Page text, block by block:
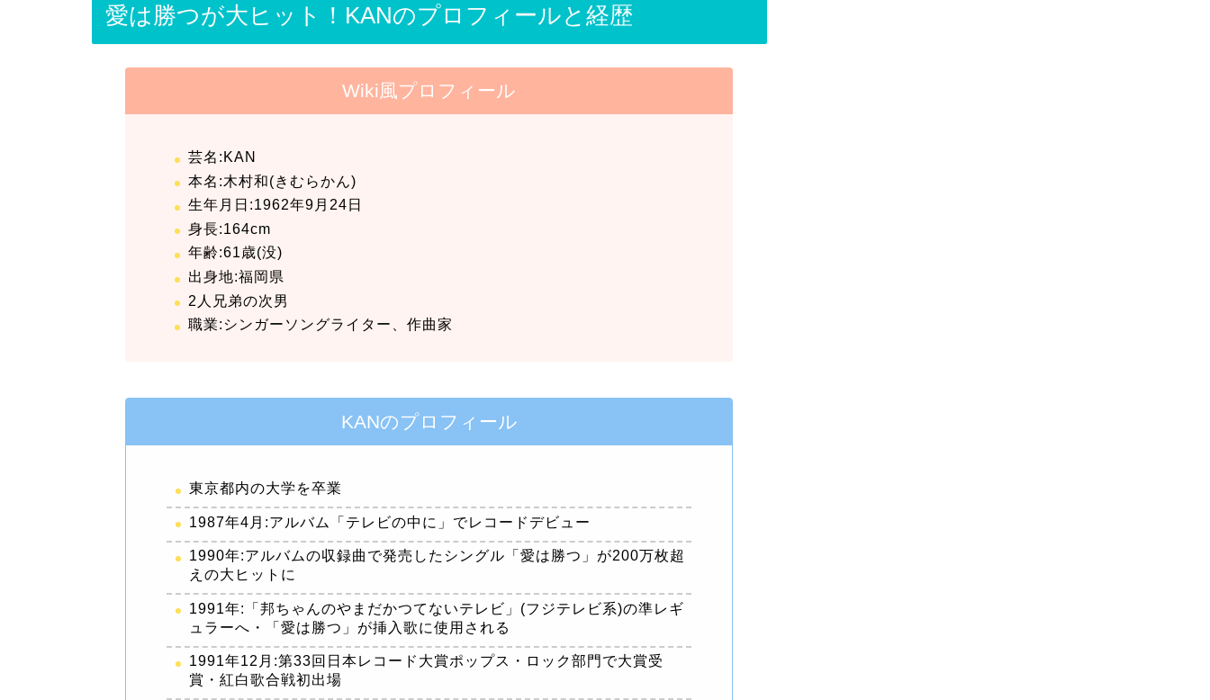
愛は勝つが大ヒット！KANのプロフィールと経歴
Wiki風プロフィール
芸名:KAN
本名:木村和(きむらかん)
生年月日:1962年9月24日
身長:164cm
年齢:61歳(没)
出身地:福岡県
2人兄弟の次男
職業:シンガーソングライター、作曲家
KANのプロフィール
東京都内の大学を卒業
1987年4月:アルバム「テレビの中に」でレコードデビュー
1990年:アルバムの収録曲で発売したシングル「愛は勝つ」が200万枚超
えの大ヒットに
1991年:「邦ちゃんのやまだかつてないテレビ」(フジテレビ系)の準レギ
ュラーへ・「愛は勝つ」が挿入歌に使用される
1991年12月:第33回日本レコード大賞ポップス・ロック部門で大賞受
賞・紅白歌合戦初出場